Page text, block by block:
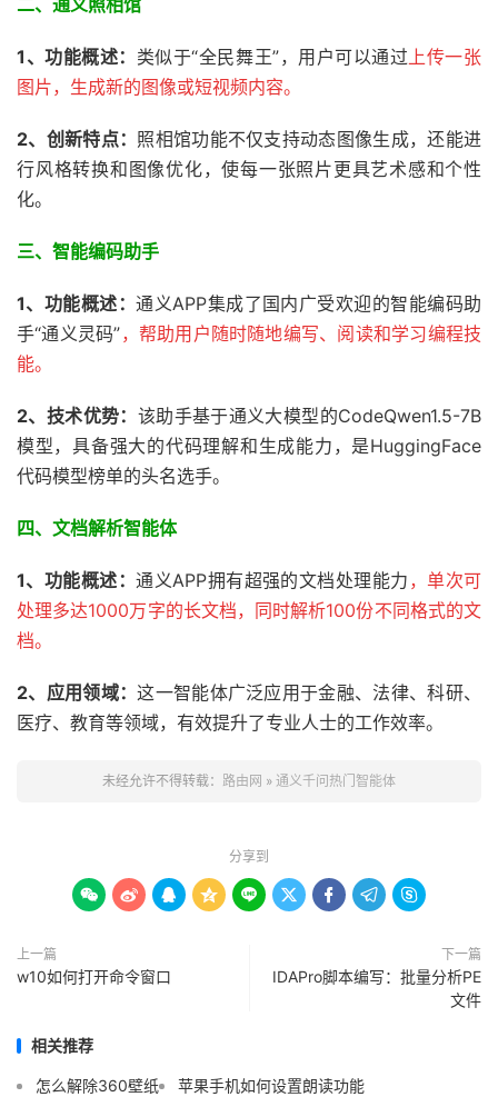
二、通义照相馆
1、功能概述： 类似于“全民舞王”，用户可以通过上传一张
图片，生成新的图像或短视频内容。
2、创新特点： 照相馆功能不仅支持动态图像生成，还能进
行风格转换和图像优化，使每一张照片更具艺术感和个性
化。
三、 智能编码助手
1、功能概述：通义APP集成了国内广受欢迎的智能编码助
手“通义灵码”，帮助用户随时随地编写、阅读和学习编程技
能。
2、技术优势： 该助手基于通义大模型的CodeQwen1.5-7B
模型，具备强大的代码理解和生成能力，是HuggingFace
代码模型榜单的头名选手。
四、 文档解析智能体
1、功能概述：通义APP拥有超强的文档处理能力 ，单次可
处理多达1000万字的长文档，同时解析100份不同格式的文
档。
2、应用领域：这一智能体广泛应用于金融、法律、科研、
医疗、教育等领域，有效提升了专业人士的工作效率。
未经允许不得转载： 路由网 » 通义千问热门智能体
分享到
        
上一篇
w10如何打开命令窗口
下一篇
IDAPro脚本编写：批量分析PE
文件
相关推荐
怎么解除360壁纸 苹果手机如何设置朗读功能